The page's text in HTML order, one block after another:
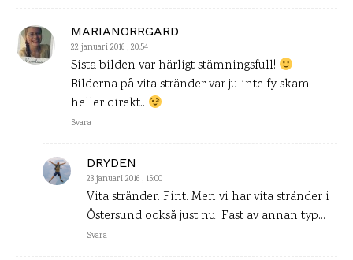
MARIANORRGARD
22 januari 2016 , 20:54
Sista bilden var härligt stämningsfull!
Bilderna på vita stränder var ju inte fy skam
heller direkt..
Svara
DRYDEN
23 januari 2016 , 15:00
Vita stränder. Fint. Men vi har vita stränder i
Östersund också just nu. Fast av annan typ…
Svara